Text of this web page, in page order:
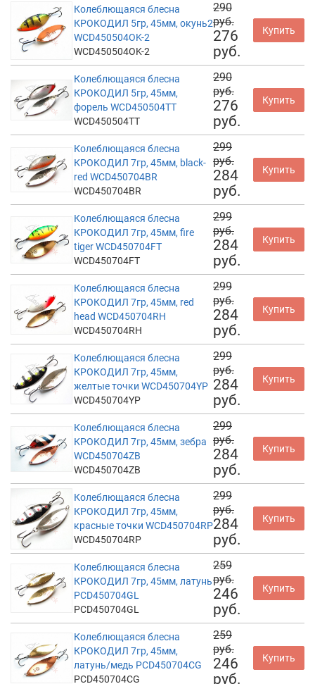
Колеблющаяся блесна
КРОКОДИЛ 5гр, 45мм, окунь2
WCD450504OK-2
WCD450504OK-2
290
руб.
276
руб.
Купить
Колеблющаяся блесна
КРОКОДИЛ 5гр, 45мм,
форель WCD450504TT
WCD450504TT
290
руб.
276
руб.
Купить
Колеблющаяся блесна
КРОКОДИЛ 7гр, 45мм, black-
red WCD450704BR
WCD450704BR
299
руб.
284
руб.
Купить
Колеблющаяся блесна
КРОКОДИЛ 7гр, 45мм, fire
tiger WCD450704FT
WCD450704FT
299
руб.
284
руб.
Купить
Колеблющаяся блесна
КРОКОДИЛ 7гр, 45мм, red
head WCD450704RH
WCD450704RH
299
руб.
284
руб.
Купить
Колеблющаяся блесна
КРОКОДИЛ 7гр, 45мм,
желтые точки WCD450704YP
WCD450704YP
299
руб.
284
руб.
Купить
Колеблющаяся блесна
КРОКОДИЛ 7гр, 45мм, зебра
WCD450704ZB
WCD450704ZB
299
руб.
284
руб.
Купить
Колеблющаяся блесна
КРОКОДИЛ 7гр, 45мм,
красные точки WCD450704RP
WCD450704RP
299
руб.
284
руб.
Купить
Колеблющаяся блесна
КРОКОДИЛ 7гр, 45мм, латунь
PCD450704GL
PCD450704GL
259
руб.
246
руб.
Купить
Колеблющаяся блесна
КРОКОДИЛ 7гр, 45мм,
латунь/медь PCD450704CG
PCD450704CG
259
руб.
246
руб.
Купить